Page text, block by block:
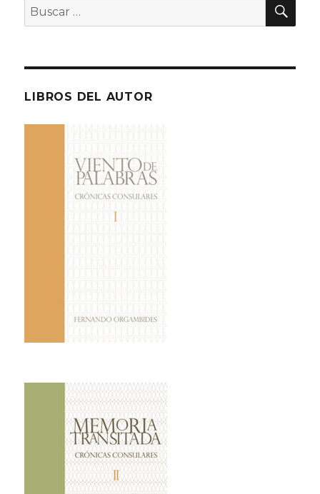
Buscar
por:
LIBROS DEL AUTOR